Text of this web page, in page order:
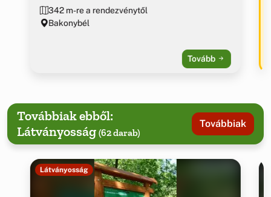
342 m-re a rendezvénytől
Bakonybél
Tovább
Továbbiak ebből:
Látványosság (62 darab)
Továbbiak
Látványosság